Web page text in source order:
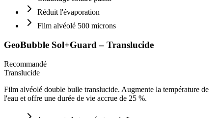
Réduit l'évaporation
Film alvéolé 500 microns
GeoBubble Sol+Guard – Translucide
Recommandé
Translucide
Film alvéolé double bulle translucide. Augmente la température de
l'eau et offre une durée de vie accrue de 25 %.